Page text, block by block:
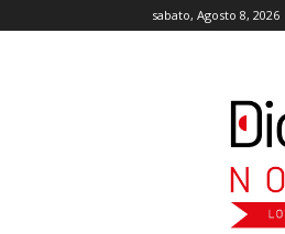
sabato, Agosto 8, 2026